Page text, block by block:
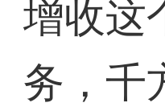
增收这
务，千